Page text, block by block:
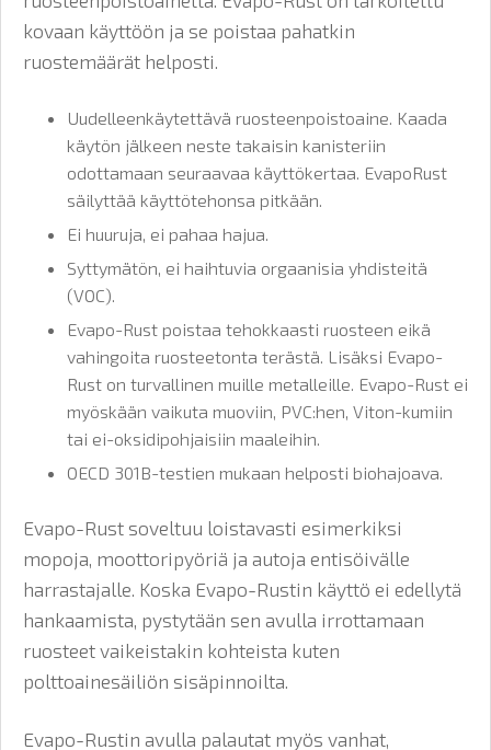
kovaan käyttöön ja se poistaa pahatkin
ruostemäärät helposti.
Uudelleenkäytettävä ruosteenpoistoaine. Kaada
käytön jälkeen neste takaisin kanisteriin
odottamaan seuraavaa käyttökertaa. EvapoRust
säilyttää käyttötehonsa pitkään.
Ei huuruja, ei pahaa hajua.
Syttymätön, ei haihtuvia orgaanisia yhdisteitä
(VOC).
Evapo-Rust poistaa tehokkaasti ruosteen eikä
vahingoita ruosteetonta terästä. Lisäksi Evapo-
Rust on turvallinen muille metalleille. Evapo-Rust ei
myöskään vaikuta muoviin, PVC:hen, Viton-kumiin
tai ei-oksidipohjaisiin maaleihin.
OECD 301B-testien mukaan helposti biohajoava.
Evapo-Rust soveltuu loistavasti esimerkiksi
mopoja, moottoripyöriä ja autoja entisöivälle
harrastajalle. Koska Evapo-Rustin käyttö ei edellytä
hankaamista, pystytään sen avulla irrottamaan
ruosteet vaikeistakin kohteista kuten
polttoainesäiliön sisäpinnoilta.
Evapo-Rustin avulla palautat myös vanhat,